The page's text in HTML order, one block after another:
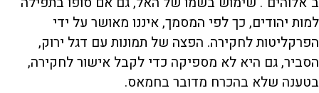
למות יהודים, כך לפי המסמך, איננו מאושר על ידי
הפרקליטות לחקירה. הפצה של תמונות עם דגל ירוק,
הסביר, גם היא לא מספיקה כדי לקבל אישור לחקירה,
בטענה שלא בהכרח מדובר בחמאס.